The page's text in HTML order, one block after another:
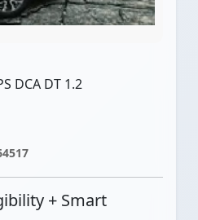
DCA DT 1.2
+ Smart